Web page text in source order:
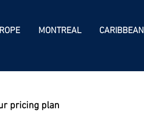
MONTREAL CARIBBEAN
pricing plan